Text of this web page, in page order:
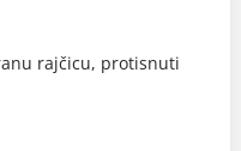
rajčicu, protisnuti